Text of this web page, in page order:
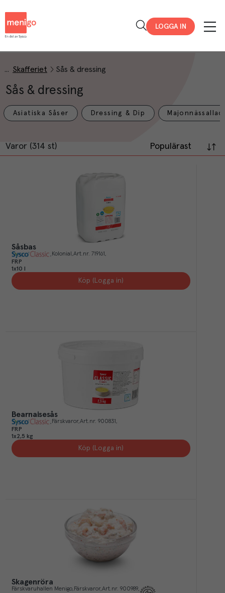
LOGGA IN
Skafferiet Sås & dressing
Sås & dressing
Asiatiska Såser Dressing & Dip
Varor (314 st) Populärast
Såsbas
Kolonial Art.nr. 719161
FRP
1x10 l
Köp (Logga in)
Bearnaisesås
Färskvaror Art.nr. 900831
FRP
1x2,5 kg
Köp (Logga in)
Skagenröra
Färskvaruhallen Menigo Färskvaror Art.nr. 900989